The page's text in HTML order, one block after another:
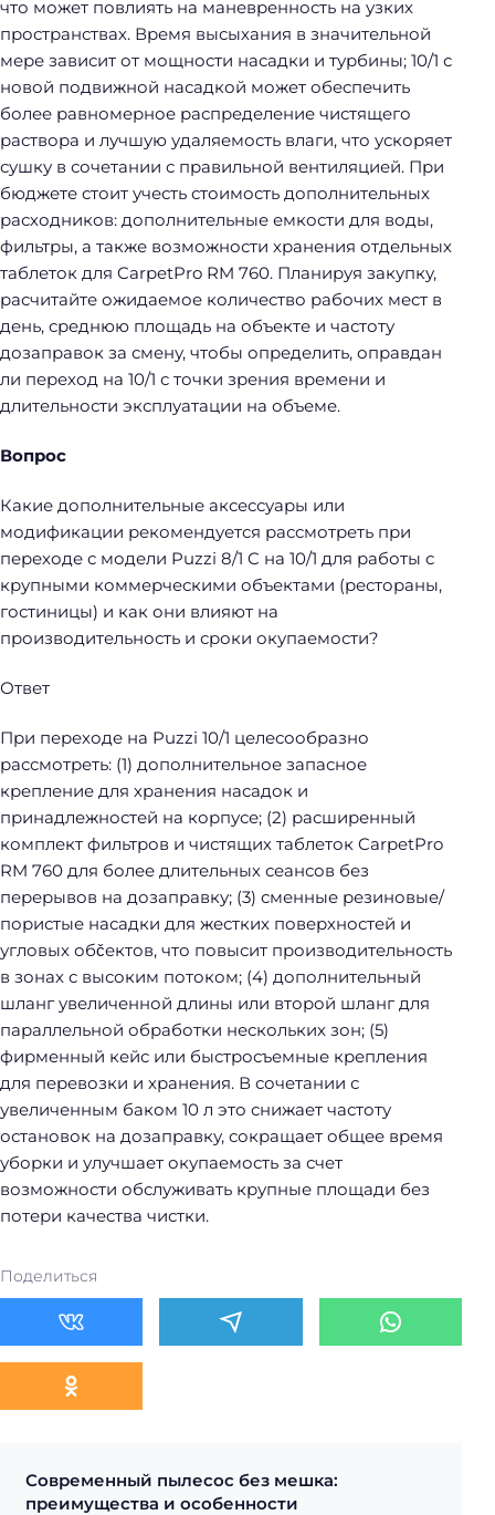
что может повлиять на маневренность на узких
пространствах. Время высыхания в значительной
мере зависит от мощности насадки и турбины; 10/1 с
новой подвижной насадкой может обеспечить
более равномерное распределение чистящего
раствора и лучшую удаляемость влаги, что ускоряет
сушку в сочетании с правильной вентиляцией. При
бюджете стоит учесть стоимость дополнительных
расходников: дополнительные емкости для воды,
фильтры, а также возможности хранения отдельных
таблеток для CarpetPro RM 760. Планируя закупку,
расчитайте ожидаемое количество рабочих мест в
день, среднюю площадь на объекте и частоту
дозаправок за смену, чтобы определить, оправдан
ли переход на 10/1 с точки зрения времени и
длительности эксплуатации на объеме.
Вопрос
Какие дополнительные аксессуары или
модификации рекомендуется рассмотреть при
переходе с модели Puzzi 8/1 C на 10/1 для работы с
крупными коммерческими объектами (рестораны,
гостиницы) и как они влияют на
производительность и сроки окупаемости?
Ответ
При переходе на Puzzi 10/1 целесообразно
рассмотреть: (1) дополнительное запасное
крепление для хранения насадок и
принадлежностей на корпусе; (2) расширенный
комплект фильтров и чистящих таблеток CarpetPro
RM 760 для более длительных сеансов без
перерывов на дозаправку; (3) сменные резиновые/
пористые насадки для жестких поверхностей и
угловых обčектов, что повысит производительность
в зонах с высоким потоком; (4) дополнительный
шланг увеличенной длины или второй шланг для
параллельной обработки нескольких зон; (5)
фирменный кейс или быстросъемные крепления
для перевозки и хранения. В сочетании с
увеличенным баком 10 л это снижает частоту
остановок на дозаправку, сокращает общее время
уборки и улучшает окупаемость за счет
возможности обслуживать крупные площади без
потери качества чистки.
Поделиться
Современный пылесос без мешка:
преимущества и особенности